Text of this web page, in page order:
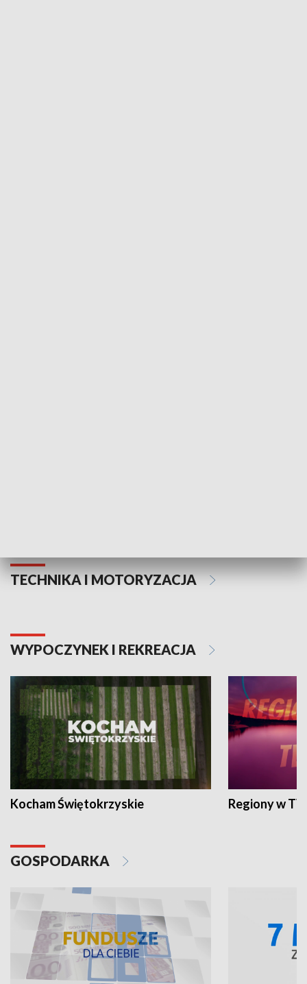
TECHNIKA I MOTORYZACJA
WYPOCZYNEK I REKREACJA
Kocham Świętokrzyskie Regiony w
GOSPODARKA